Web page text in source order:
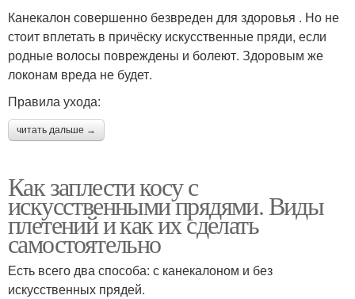
Канекалон совершенно безвреден для здоровья . Но не
стоит вплетать в причёску искусственные пряди, если
родные волосы повреждены и болеют. Здоровым же
локонам вреда не будет.
Правила ухода:
читать дальше →
Как заплести косу с
искусственными прядями. Виды
плетений и как их сделать
самостоятельно
Есть всего два способа: с канекалоном и без
искусственных прядей.